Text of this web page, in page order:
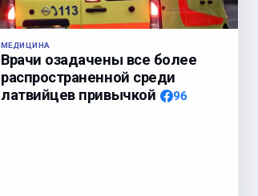
МЕДИЦИНА
Врачи озадачены все более
распространенной среди
латвийцев привычкой
96